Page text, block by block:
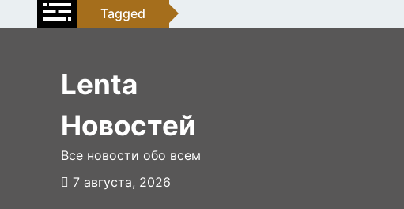
to
Tagged
Lenta
Новостей
Все новости обо всем
7 августа, 2026